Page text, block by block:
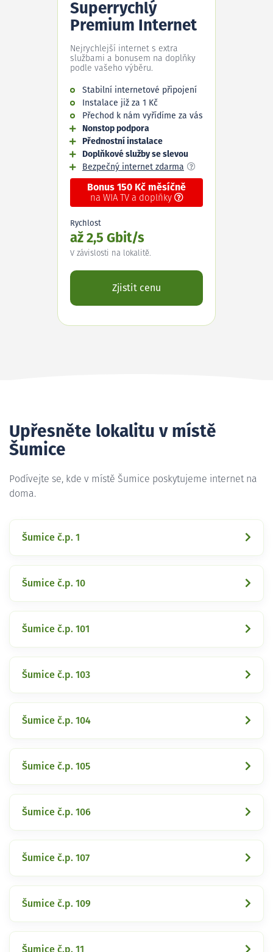
Superrychlý
Premium Internet
Nejrychlejší internet s extra
službami a bonusem na doplňky
podle vašeho výběru.
Stabilní internetové připojení
Instalace již za 1 Kč
Přechod k nám vyřídíme za vás
Nonstop podpora
Přednostní instalace
Doplňkové služby se slevou
Bezpečný internet zdarma
Bonus 150 Kč měsíčně
na WIA TV a doplňky
Rychlost
až 2,5 Gbit/s
V závislosti na lokalitě.
Zjistit cenu
Upřesněte lokalitu v místě
Šumice
Podívejte se, kde v místě Šumice poskytujeme internet na
doma.
Šumice č.p. 1
Šumice č.p. 10
Šumice č.p. 101
Šumice č.p. 103
Šumice č.p. 104
Šumice č.p. 105
Šumice č.p. 106
Šumice č.p. 107
Šumice č.p. 109
Šumice č.p. 11